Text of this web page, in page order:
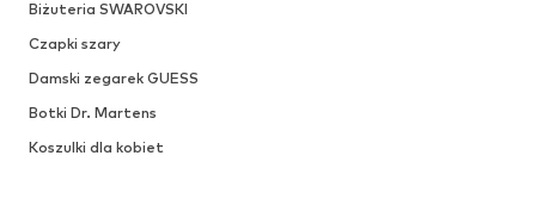
Biżuteria SWAROVSKI
Czapki szary
Damski zegarek GUESS
Botki Dr. Martens
Koszulki dla kobiet